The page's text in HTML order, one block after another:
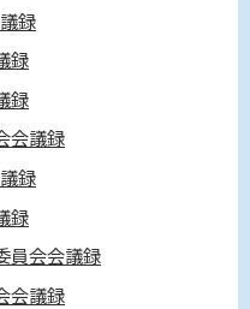
録
録
録
会議録
録
録
員会会議録
会議録